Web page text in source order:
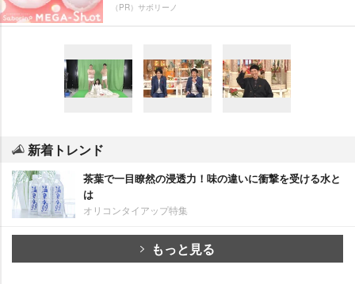
（PR）サボリーノ
新着トレンド
茶葉で一目瞭然の浸透力！味の違いに衝撃を受ける水と
は
オリコンタイアップ特集
もっと見る